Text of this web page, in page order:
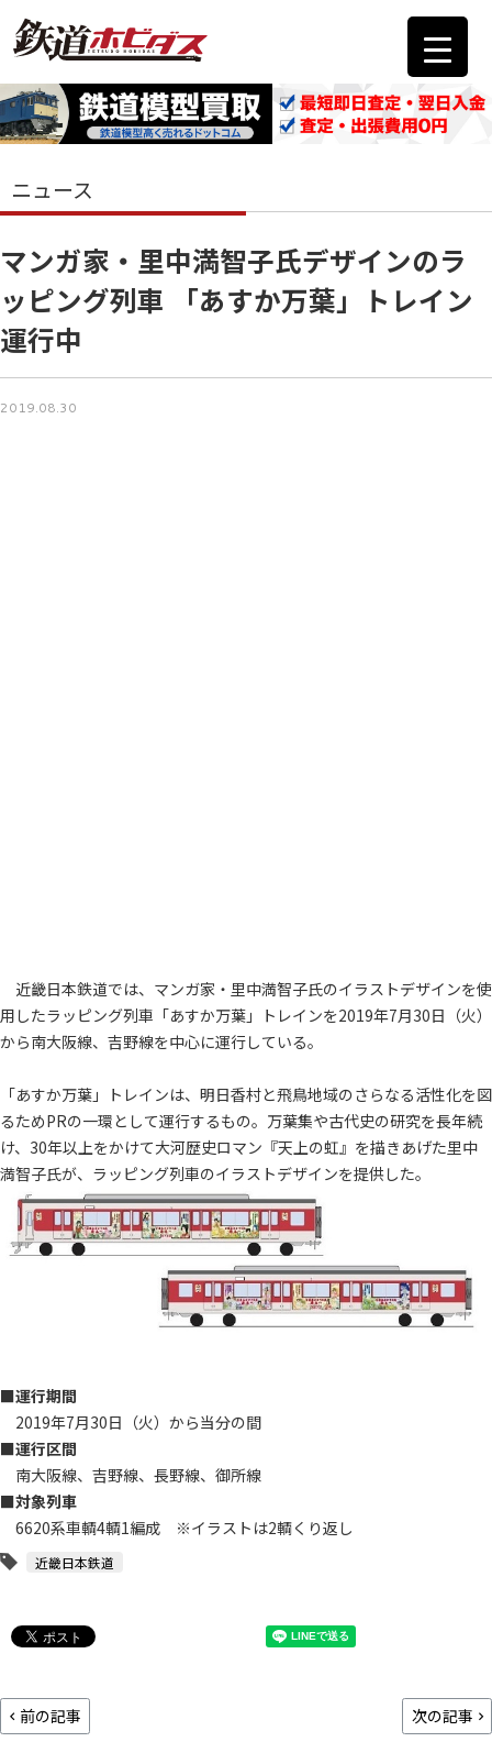
ニュース
マンガ家・里中満智子氏デザインのラ
ッピング列車 「あすか万葉」トレイン
運行中
2019.08.30
近畿日本鉄道では、マンガ家・里中満智子氏のイラストデザインを使
用したラッピング列車「あすか万葉」トレインを2019年7月30日（火）
から南大阪線、吉野線を中心に運行している。
「あすか万葉」トレインは、明日香村と飛鳥地域のさらなる活性化を図
るためPRの一環として運行するもの。万葉集や古代史の研究を長年続
け、30年以上をかけて大河歴史ロマン『天上の虹』を描きあげた里中
満智子氏が、ラッピング列車のイラストデザインを提供した。
■運行期間
2019年7月30日（火）から当分の間
■運行区間
南大阪線、吉野線、長野線、御所線
■対象列車
6620系車輌4輌1編成 ※イラストは2輌くり返し
近畿日本鉄道
前の記事 次の記事